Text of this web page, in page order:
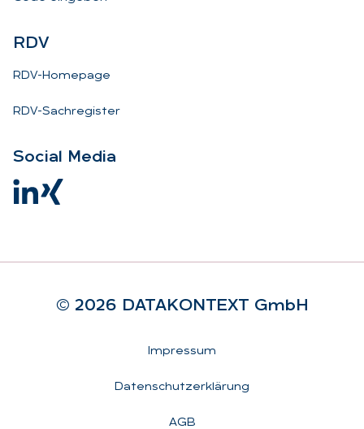
RDV
RDV-Homepage
RDV-Sachregister
So­ci­al Me­dia
© 2026 DA­TA­KON­TEXT GmbH
Impressum
Datenschutzerklärung
AGB